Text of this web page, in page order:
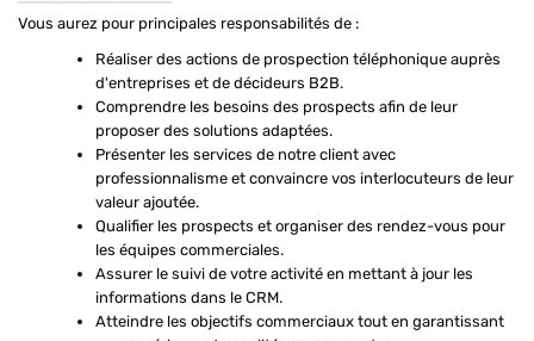
Vous aurez pour principales responsabilités de :
Réaliser des actions de prospection téléphonique auprès
d'entreprises et de décideurs B2B.
Comprendre les besoins des prospects afin de leur
proposer des solutions adaptées.
Présenter les services de notre client avec
professionnalisme et convaincre vos interlocuteurs de leur
valeur ajoutée.
Qualifier les prospects et organiser des rendez-vous pour
les équipes commerciales.
Assurer le suivi de votre activité en mettant à jour les
informations dans le CRM.
Atteindre les objectifs commerciaux tout en garantissant